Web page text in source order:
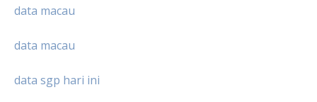
data macau
data macau
data sgp hari ini